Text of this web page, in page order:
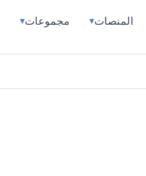
المنصات▾ مجموعات▾